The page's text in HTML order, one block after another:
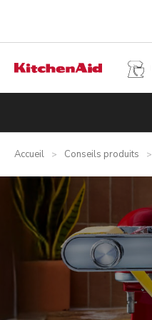
Accueil > Conseils produits >